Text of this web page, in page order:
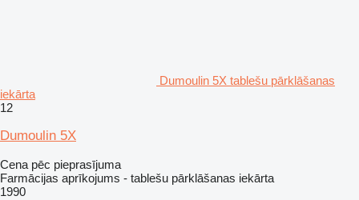
Dumoulin 5X tablešu pārklāšanas
iekārta
12
Dumoulin 5X
Cena pēc pieprasījuma
Farmācijas aprīkojums - tablešu pārklāšanas iekārta
1990